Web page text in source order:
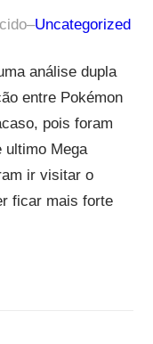
–Uncategorized
análise dupla
entre Pokémon
pois foram
ultimo Mega
ir visitar o
ficar mais forte